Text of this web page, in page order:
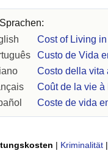
Cost of Living in
Custo de Vida
Costo della vita
Coût de la vie à
Coste de vida
| Kriminalität |